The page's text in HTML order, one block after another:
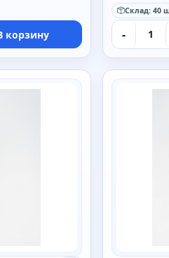
корзину
Склад: 40
-
SAIMAA